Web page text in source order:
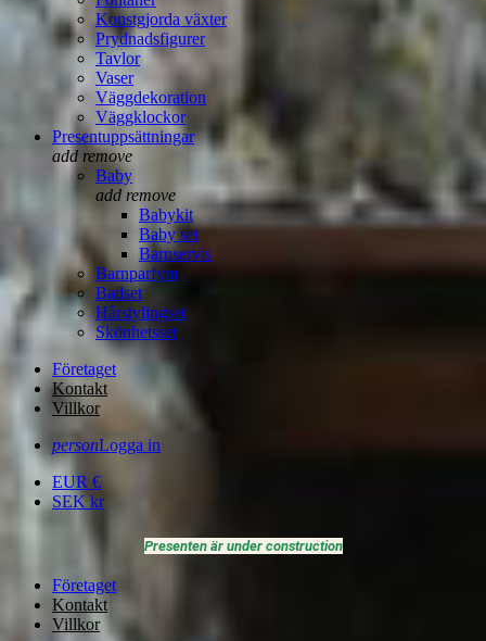
Konstgjorda växter
Prydnadsfigurer
Tavlor
Vaser
Väggdekoration
Väggklockor
Presentuppsättningar
add remove
Baby
add remove
Babykit
Baby set
Barnservis
Barnparfym
Badset
Hårstylingset
Skönhetsset
Företaget
Kontakt
Villkor
personLogga in
EUR €
SEKkr
Presenten är under construction
Företaget
Kontakt
Villkor